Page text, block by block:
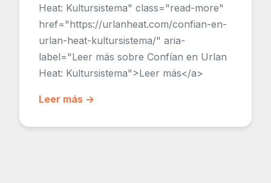
Heat: Kultursistema" class="read-more"
href="https://urlanheat.com/confian-en-
urlan-heat-kultursistema/" aria-
label="Leer más sobre Confían en Urlan
Heat: Kultursistema">Leer más</a>
Leer más →